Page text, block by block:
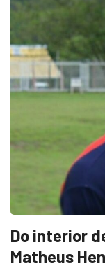
Do interior
Matheus